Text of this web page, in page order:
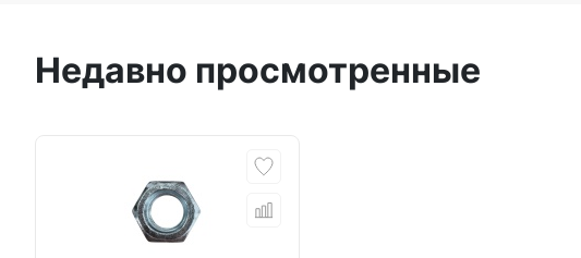
Недавно просмотренные